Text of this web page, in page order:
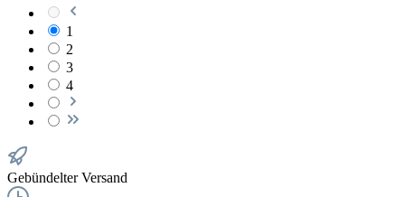
1
2
3
4
Gebündelter Versand